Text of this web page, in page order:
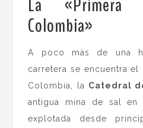
La «Primera
Colombia»
A poco más de una
carretera se encuentra
Colombia, la Catedral
antigua mina de sal en
explotada desde